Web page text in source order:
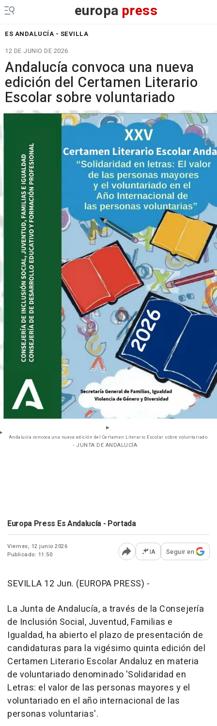
europa press
ES ANDALUCÍA - SEVILLA
12 DE JUNIO DE 2026
Andalucía convoca una nueva
edición del Certamen Literario
Escolar sobre voluntariado
Andalucía convoca una nueva edición del Certamen Literario Escolar sobre voluntariado.
- JUNTA DE ANDALUCÍA
Europa Press Es Andalucía - Portada
Viernes, 12 junio 2026
Publicado: 11:50
Abrir opciones para
IA Seguir en
SEVILLA 12 Jun. (EUROPA PRESS) -
La Junta de Andalucía, a través de la Consejería
de Inclusión Social, Juventud, Familias e
Igualdad, ha abierto el plazo de presentación de
candidaturas para la vigésimo quinta edición del
Certamen Literario Escolar Andaluz en materia
de voluntariado denominado 'Solidaridad en
Letras: el valor de las personas mayores y el
voluntariado en el año internacional de las
personas voluntarias'.